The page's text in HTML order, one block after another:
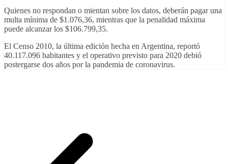
Quienes no respondan o mientan sobre los datos, deberán pagar una
multa mínima de $1.076,36, mientras que la penalidad máxima
puede alcanzar los $106.799,35.
El Censo 2010, la última edición hecha en Argentina, reportó
40.117.096 habitantes y el operativo previsto para 2020 debió
postergarse dos años por la pandemia de coronavirus.